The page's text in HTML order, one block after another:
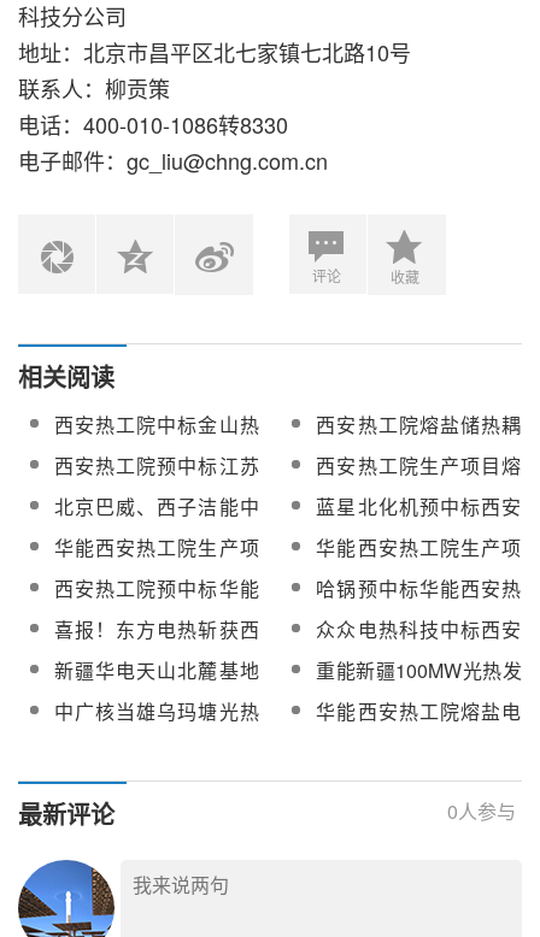
科技分公司
地址：北京市昌平区北七家镇七北路10号
联系人：柳贡策
电话：400-010-1086转8330
电子邮件：gc_liu@chng.com.cn
评论 收藏
相关阅读
西安热工院中标金山热
电熔盐储热耦合煤电机
组调频调峰及安全供热
供汽技术改造项目设备
采购
西安热工院熔盐储热耦
合煤电灵活性改造项目
2026年-2029年熔盐换
热器设备框架协议招标
西安热工院预中标江苏
徐矿50MW/100MWht双
罐式熔盐储能EPC
西安热工院生产项目熔
盐储能DCS控制系统招
标
北京巴威、西子洁能中
标西安热工院生产项目
2026年-2029年熔盐换
热器设备框架协议
蓝星北化机预中标西安
热工院生产项目2026
年-2029年熔盐储罐框架
协议
华能西安热工院生产项
目2026年-2029年熔盐
仪表设备框架协议招标
华能西安热工院生产项
目火电耦合模块化熔盐
储能系统运行策略建模
及仿真服务招标
西安热工院预中标华能
江苏公司金陵电厂“抽汽
蓄能+电加热”熔盐储能
EPC项目
哈锅预中标华能西安热
工院生产项目熔盐二氧
化碳换热器
喜报！东方电热斩获西
安热工院生产项目2026
年-2029年690V熔盐电
热转换装置框架项目
众众电热科技中标西安
热工院生产项目2026
年-2029年690V熔盐电
热转换装置框架
新疆华电天山北麓基地
100MW光热发电工程
EPC总承包项目国产熔
蝶阀采购
重能新疆100MW光热发
电工程机组调试及性能
试验招标
中广核当雄乌玛塘光热
泵采购
华能西安热工院熔盐电
最新评论 0人参与